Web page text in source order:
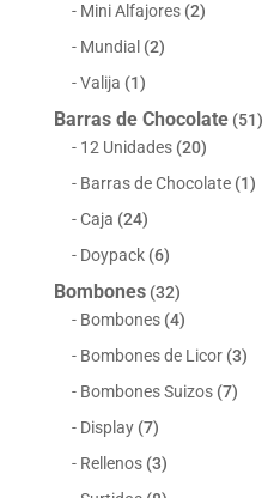
Mini Alfajores (2)
Mundial (2)
Valija (1)
Barras de Chocolate (51)
12 Unidades (20)
Barras de Chocolate (1)
Caja (24)
Doypack (6)
Bombones (32)
Bombones (4)
Bombones de Licor (3)
Bombones Suizos (7)
Display (7)
Rellenos (3)